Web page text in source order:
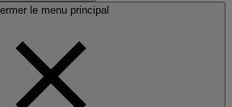
le menu principal